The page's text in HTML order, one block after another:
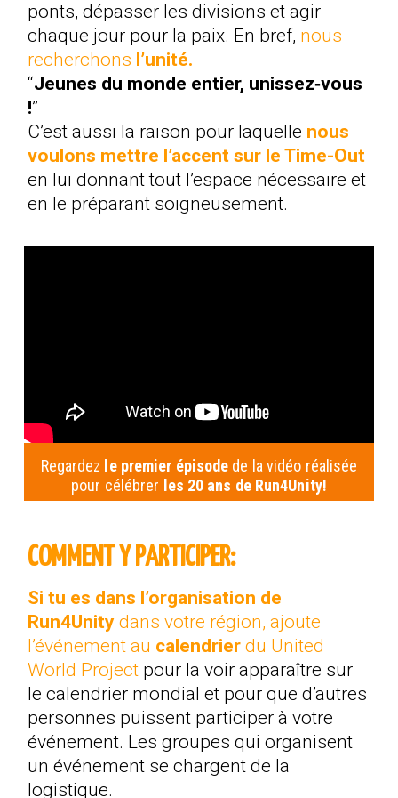
ponts, dépasser les divisions et agir
chaque jour pour la paix. En bref, nous
recherchons l’unité.
“Jeunes du monde entier, unissez‑vous
!”
C’est aussi la raison pour laquelle nous
voulons mettre l’accent sur le Time-Out
en lui donnant tout l’espace nécessaire et
en le préparant soigneusement.
Regardez le premier épisode de la vidéo réalisée
pour célébrer les 20 ans de Run4Unity!
COMMENT Y PARTICIPER:
Si tu es dans l’organisation de
Run4Unity dans votre région, ajoute
l’événement au calendrier du United
World Project pour la voir apparaître sur
le calendrier mondial et pour que d’autres
personnes puissent participer à votre
événement. Les groupes qui organisent
un événement se chargent de la
logistique.